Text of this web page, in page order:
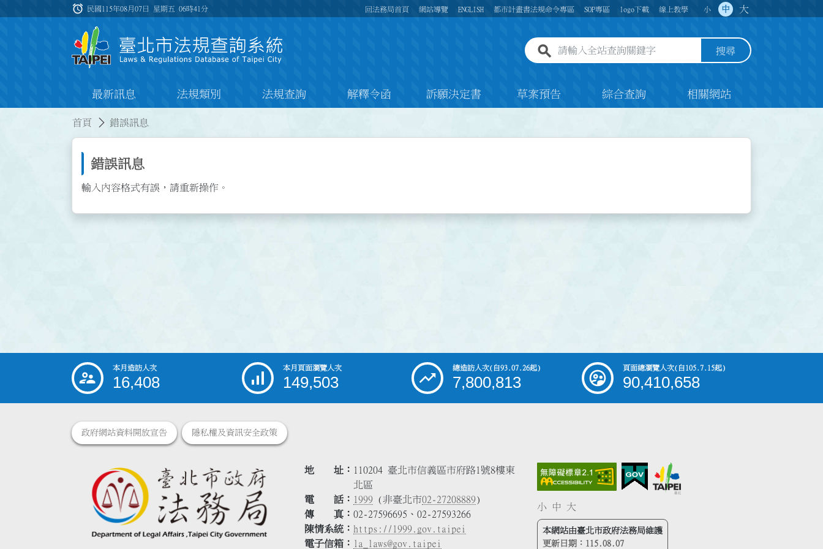
:::
alarm 民國115年08月07日 星期五06時41分 回法務局首頁 網站導覽 ENGLISH 都市計畫書法規命令專區 SOP專區 logo下載 線上教學 小 中 大
全站查詢關鍵字欄位 搜尋
最新訊息 法規類別 法規查詢 解釋令函 訴願決定書 草案預告 綜合查詢 相關網站
首頁 錯誤訊息
錯誤訊息
輸入內容格式有誤，請重新操作。
::: 本月造訪人次
16,408
本月頁面瀏覽人次
149,503
總造訪人次(自93.07.26起)
7,800,813
頁面總瀏覽人次(自105.7.15起)
90,410,658
政府網站資料開放宣告 隱私權及資訊安全政策
地 址
110204 臺北市信義區市府路1號8樓東
北區
電 話
1999 (非臺北市02-27208889)
傳 真
02-27596695、02-27593266
陳情系統
https://1999.gov.taipei
電子信箱
la_laws@gov.taipei
小 中 大
本網站由臺北市政府法務局維護
更新日期： 115.08.07